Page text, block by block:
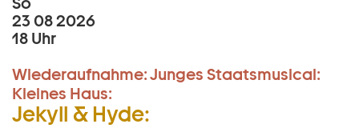
23 08 2026
18 Uhr
Wiederaufnahme:Junges Staatsmusical:
Kleines Haus:
Jekyll & Hyde: